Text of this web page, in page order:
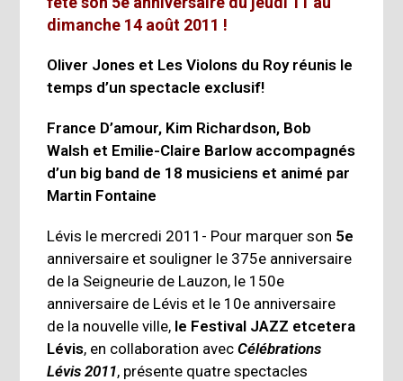
dimanche 14 août 2011 !
Oliver Jones et Les Violons du Roy réunis le
temps d’un spectacle exclusif!
France D’amour, Kim Richardson, Bob
Walsh et Emilie-Claire Barlow accompagnés
d’un big band de 18 musiciens et animé par
Martin Fontaine
Lévis le mercredi 2011- Pour marquer son 5e
anniversaire et souligner le 375e anniversaire
de la Seigneurie de Lauzon, le 150e
anniversaire de Lévis et le 10e anniversaire
de la nouvelle ville, le Festival JAZZ etcetera
Lévis, en collaboration avec Célébrations
Lévis 2011, présente quatre spectacles